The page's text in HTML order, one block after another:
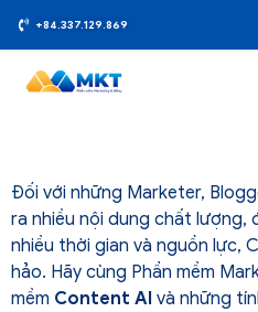
+84.337.129.869
Đối với những Marketer,
ra nhiều nội dung chất lượng,
nhiều thời gian và nguồn lực,
hảo. Hãy cùng Phần mềm
mềm Content AI và những